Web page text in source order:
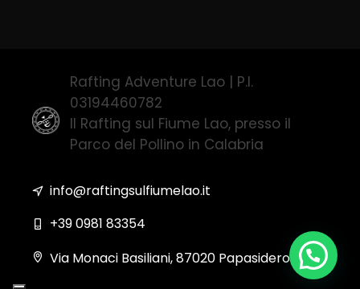
Rafting Adventure Lao | P.I.
03194460782
Il Rafting sul Fiume Lao, presso il
Parco del Pollino in Calabria
info@raftingsulfiumelao.it
+39 0981 83354
Via Monaci Basiliani, 87020 Papasidero (CS)